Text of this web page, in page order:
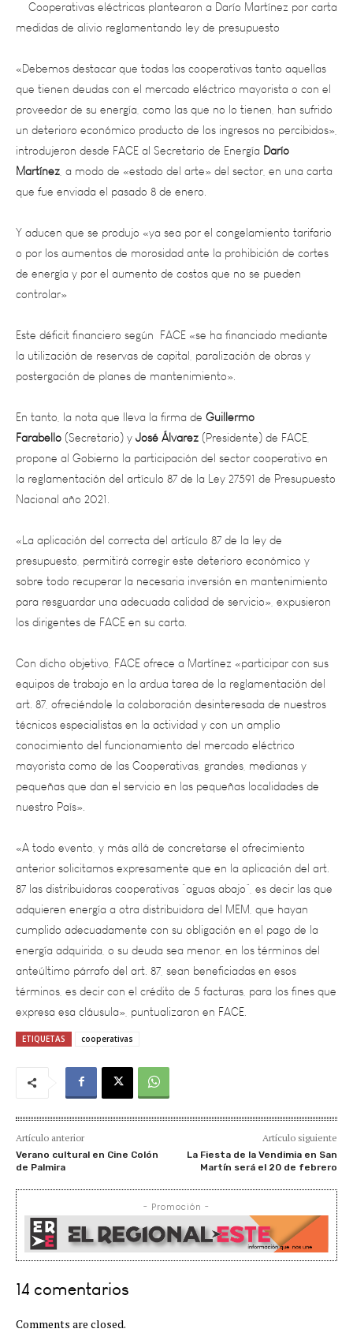
«Debemos destacar que todas las cooperativas tanto aquellas
que tienen deudas con el mercado eléctrico mayorista o con el
proveedor de su energía, como las que no lo tienen, han sufrido
un deterioro económico producto de los ingresos no percibidos»,
introdujeron desde FACE al Secretario de EnergíaDarío
Martínez, a modo de «estado del arte» del sector, en una carta
que fue enviada el pasado 8 de enero.
Y aducen que se produjo «ya sea por el congelamiento tarifario
o por los aumentos de morosidad ante la prohibición de cortes
de energía y por el aumento de costos que no se pueden
controlar»
Este déficit financiero según FACE «se ha financiado mediante
la utilización de reservas de capital, paralización de obras y
postergación de planes de mantenimiento».
En tanto, la nota que lleva la firma deGuillermo
Farabello(Secretario) yJosé Álvarez(Presidente) de FACE,
propone al Gobierno la participación del sector cooperativo en
la reglamentación del artículo 87 de la Ley 27591 de Presupuesto
Nacional año 2021.
«La aplicación del correcta del artículo 87 de la ley de
presupuesto, permitirá corregir este deterioro económico y
sobre todo recuperar la necesaria inversión en mantenimiento
para resguardar una adecuada calidad de servicio», expusieron
los dirigentes de FACE en su carta.
Con dicho objetivo, FACE ofrece a Martínez «participar con sus
equipos de trabajo en la ardua tarea de la reglamentación del
art. 87, ofreciéndole la colaboración desinteresada de nuestros
técnicos especialistas en la actividad y con un amplio
conocimiento del funcionamiento del mercado eléctrico
mayorista como de las Cooperativas, grandes, medianas y
pequeñas que dan el servicio en las pequeñas localidades de
nuestro País».
«A todo evento, y más allá de concretarse el ofrecimiento
anterior solicitamos expresamente que en la aplicación del art.
87 las distribuidoras cooperativas “aguas abajo”, es decir las que
adquieren energía a otra distribuidora del MEM, que hayan
cumplido adecuadamente con su obligación en el pago de la
energía adquirida, o su deuda sea menor, en los términos del
anteúltimo párrafo del art. 87, sean beneficiadas en esos
términos, es decir con el crédito de 5 facturas, para los fines que
expresa esa cláusula», puntualizaron en FACE.
ETIQUETAS cooperativas
Artículo anterior
Verano cultural en Cine Colón
de Palmira
Artículo siguiente
La Fiesta de la Vendimia en San
Martín será el 20 de febrero
- Promoción -
14 comentarios
Comments are closed.